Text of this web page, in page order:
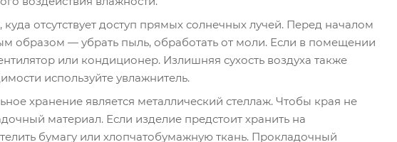
отсутствует доступ прямых солнечных лучей. Перед началом
образом — убрать пыль, обработать от моли. Если в помещении
или кондиционер. Излишняя сухость воздуха также
используйте увлажнитель.
хранение является металлический стеллаж. Чтобы края не
материал. Если изделие предстоит хранить на
бумагу или хлопчатобумажную ткань. Прокладочный